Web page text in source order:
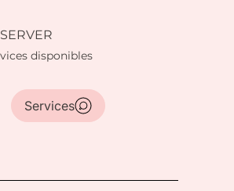
disponibles
Services